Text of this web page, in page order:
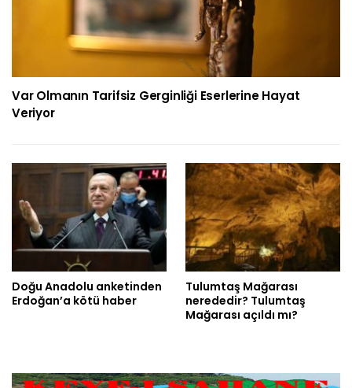
Var Olmanın Tarifsiz Gerginliği Eserlerine Hayat
Veriyor
Doğu Anadolu anketinden
Erdoğan’a kötü haber
Tulumtaş Mağarası
nerededir? Tulumtaş
Mağarası açıldı mı?